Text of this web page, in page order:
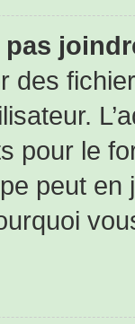
des
pour le
peut en